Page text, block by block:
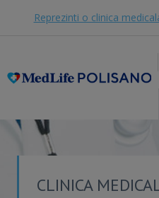
Reprezinti o clinica
CLINICA